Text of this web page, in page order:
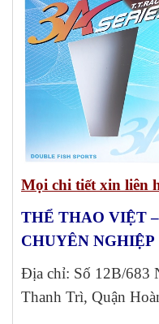
Mọi chi tiết xin liên
THỂ THAO VIỆT
CHUYÊN NGHIỆP
Địa chỉ: Số 12B/683
Thanh Trì, Quận